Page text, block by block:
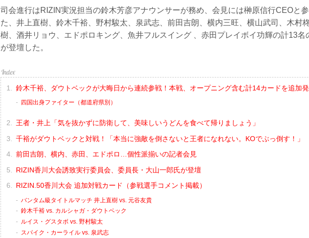
司会進行はRIZIN実況担当の鈴木芳彦アナウンサーが務め、会見には榊原信行CEOと
た、井上直樹、鈴木千裕、野村駿太、泉武志、前田吉朗、横内三旺、横山武司、木村
樹、酒井リョウ、エドポロキング、魚井フルスイング 、赤田プレイボイ功輝の計13名
が登壇した。
鈴木千裕、ダウトベックが大晦日から連続参戦！本戦、オープニング含む計14カードを追加発
四国出身ファイター（都道府県別）
王者・井上「気を抜かずに防衛して、美味しいうどんを食べて帰りましょう」
千裕がダウトベックと対戦！「本当に強敵を倒さないと王者になれない。KOでぶっ倒す！」
前田吉朗、横内、赤田、エドポロ…個性派揃いの記者会見
RIZIN香川大会誘致実行委員会、委員長・大山一郎氏が登壇
RIZIN.50香川大会 追加対戦カード（参戦選手コメント掲載）
バンタム級タイトルマッチ 井上直樹 vs. 元谷友貴
鈴木千裕 vs. カルシャガ・ダウトベック
ルイス・グスタボ vs. 野村駿太
スパイク・カーライル vs. 泉武志